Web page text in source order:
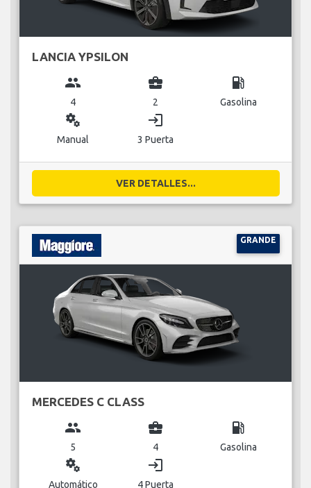
LANCIA YPSILON
group
4
business_center
2
local_gas_station
Gasolina
miscellaneous_services
Manual
login
3 Puerta
VER DETALLES...
GRANDE
MERCEDES C CLASS
group
5
business_center
4
local_gas_station
Gasolina
miscellaneous_services
Automático
login
4 Puerta